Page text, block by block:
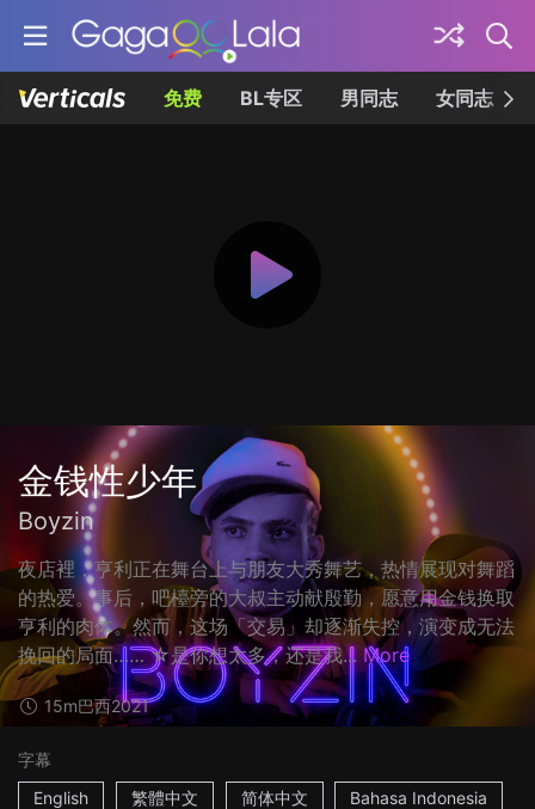
免费 BL专区 男同志 女同志
金钱性少年
Boyzin
夜店裡，亨利正在舞台上与朋友大秀舞艺，热情展现对舞蹈
的热爱。事后，吧檯旁的大叔主动献殷勤，愿意用金钱换取
亨利的肉体。然而，这场「交易」却逐渐失控，演变成无法
挽回的局面…… ☆是你想太多，还是我... More
15m巴西2021
字幕
English
繁體中文 简体中文 Bahasa Indonesia